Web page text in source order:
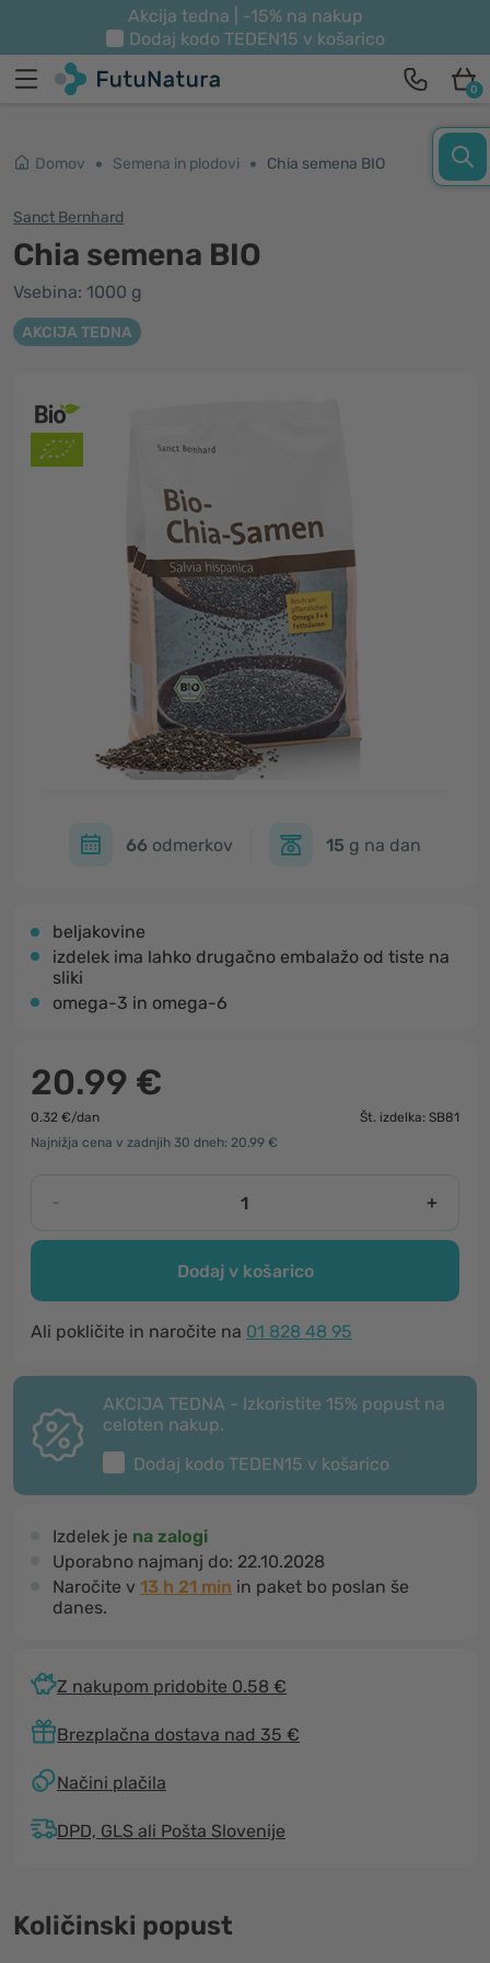
Akcija tedna | -15% na nakup
Dodaj kodo TEDEN15 v košarico
0
Domov Semena in plodovi Chia semena BIO
Sanct Bernhard
Chia semena BIO
Vsebina: 1000 g
AKCIJA TEDNA
66 odmerkov 15 g na dan
beljakovine
izdelek ima lahko drugačno embalažo od tiste na
sliki
omega-3 in omega-6
20.99 €
0.32 €/dan
Št. izdelka: SB81
Najnižja cena v zadnjih 30 dneh: 20.99 €
- +
Dodaj v košarico
Ali pokličite in naročite na 01 828 48 95
AKCIJA TEDNA - Izkoristite 15% popust na
celoten nakup.
Dodaj kodo TEDEN15 v košarico
Izdelek je na zalogi
Uporabno najmanj do: 22.10.2028
Naročite v 13 h 21 min in paket bo poslan še
danes.
Z nakupom pridobite 0.58 €
Brezplačna dostava nad 35 €
Načini plačila
DPD, GLS ali Pošta Slovenije
Količinski popust